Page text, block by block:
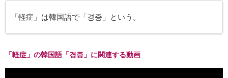
「軽症」は韓国語で「경증」という。
「軽症」の韓国語「경증」に関連する動画